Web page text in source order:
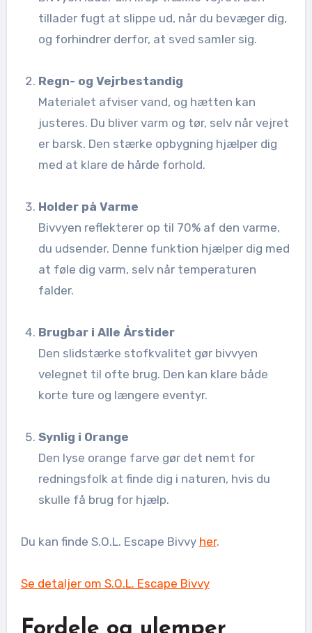
tillader fugt at slippe ud, når du bevæger dig,
og forhindrer derfor, at sved samler sig.
Regn- og Vejrbestandig
Materialet afviser vand, og hætten kan
justeres. Du bliver varm og tør, selv når vejret
er barsk. Den stærke opbygning hjælper dig
med at klare de hårde forhold.
Holder på Varme
Bivvyen reflekterer op til 70% af den varme,
du udsender. Denne funktion hjælper dig med
at føle dig varm, selv når temperaturen
falder.
Brugbar i Alle Årstider
Den slidstærke stofkvalitet gør bivvyen
velegnet til ofte brug. Den kan klare både
korte ture og længere eventyr.
Synlig i Orange
Den lyse orange farve gør det nemt for
redningsfolk at finde dig i naturen, hvis du
skulle få brug for hjælp.
Du kan finde S.O.L. Escape Bivvy her.
Se detaljer om S.O.L. Escape Bivvy